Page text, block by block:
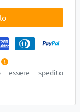
spedito